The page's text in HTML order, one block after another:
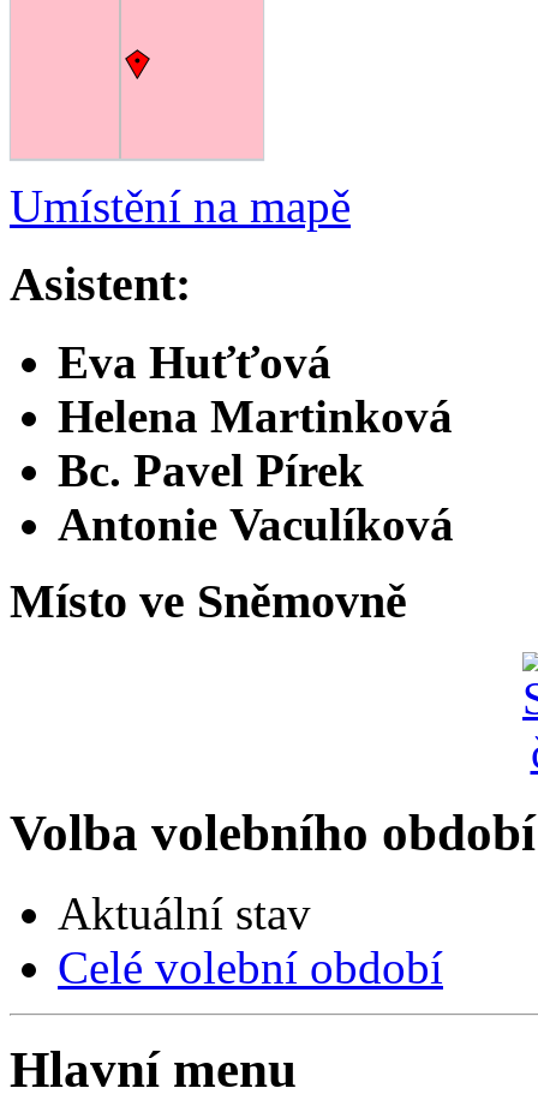
Umístění na mapě
Asistent:
Eva Huťťová
Helena Martinková
Bc. Pavel Pírek
Antonie Vaculíková
Místo ve Sněmovně
Volba volebního období
Aktuální stav
Celé volební období
Hlavní menu